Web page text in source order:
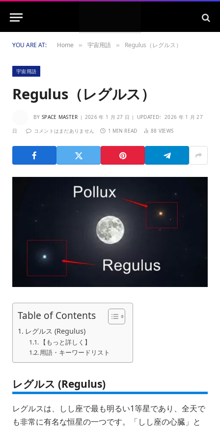
YOU ARE AT: Home » 宇宙用語 » Regulus（レグルス）
宇宙用語
Regulus（レグルス）
BY SPACE MASTER 2026 年 1 月 27 日 UPDATED: 2026 年 1 月 27
日 コメントはまだありません 1 MIN READ 88 VIEWS
Table of Contents
レグルス (Regulus)
【もっと詳しく】
用語・キーワードリスト
レグルス (Regulus)
レグルスは、しし座で最も明るい1等星であり、全天で
も非常に有名な恒星の一つです。「しし座の心臓」と